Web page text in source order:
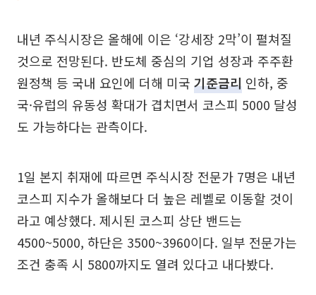
내년 주식시장은 올해에 이은 ‘강세장 2막’이 펼쳐질
것으로 전망된다. 반도체 중심의 기업 성장과 주주환
원정책 등 국내 요인에 더해 미국 기준금리 인하, 중
국·유럽의 유동성 확대가 겹치면서 코스피 5000 달성
도 가능하다는 관측이다.
1일 본지 취재에 따르면 주식시장 전문가 7명은 내년
코스피 지수가 올해보다 더 높은 레벨로 이동할 것이
라고 예상했다. 제시된 코스피 상단 밴드는
4500~5000, 하단은 3500~3960이다. 일부 전문가는
조건 충족 시 5800까지도 열려 있다고 내다봤다.